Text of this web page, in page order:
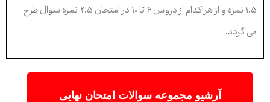
۱.۵ نمره و از هر کدام از دروس ۶ تا ۱۰ در امتحان ۲.۵ نمره سوال طرح
می گردد.
آرشیو مجموعه سوالات امتحان نهایی